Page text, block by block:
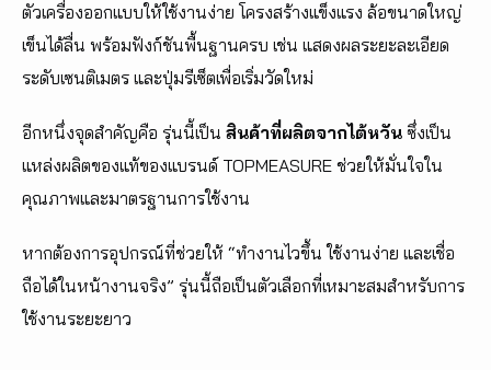
ตัวเครื่องออกแบบให้ใช้งานง่าย โครงสร้างแข็งแรง ล้อขนาดใหญ่
เข็นได้ลื่น พร้อมฟังก์ชันพื้นฐานครบ เช่น แสดงผลระยะละเอียด
ระดับเซนติเมตร และปุ่มรีเซ็ตเพื่อเริ่มวัดใหม่
อีกหนึ่งจุดสำคัญคือ รุ่นนี้เป็น สินค้าที่ผลิตจากไต้หวัน ซึ่งเป็น
แหล่งผลิตของแท้ของแบรนด์ TOPMEASURE ช่วยให้มั่นใจใน
คุณภาพและมาตรฐานการใช้งาน
หากต้องการอุปกรณ์ที่ช่วยให้ “ทำงานไวขึ้น ใช้งานง่าย และเชื่อ
ถือได้ในหน้างานจริง” รุ่นนี้ถือเป็นตัวเลือกที่เหมาะสมสำหรับการ
ใช้งานระยะยาว